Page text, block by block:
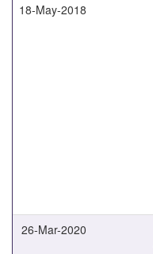
18-May-2018
26-Mar-2020